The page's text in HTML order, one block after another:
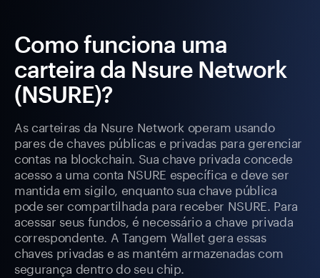
Como funciona uma
carteira da Nsure Network
(NSURE)?
As carteiras da Nsure Network operam usando
pares de chaves públicas e privadas para gerenciar
contas na blockchain. Sua chave privada concede
acesso a uma conta NSURE específica e deve ser
mantida em sigilo, enquanto sua chave pública
pode ser compartilhada para receber NSURE. Para
acessar seus fundos, é necessário a chave privada
correspondente. A Tangem Wallet gera essas
chaves privadas e as mantém armazenadas com
segurança dentro do seu chip.